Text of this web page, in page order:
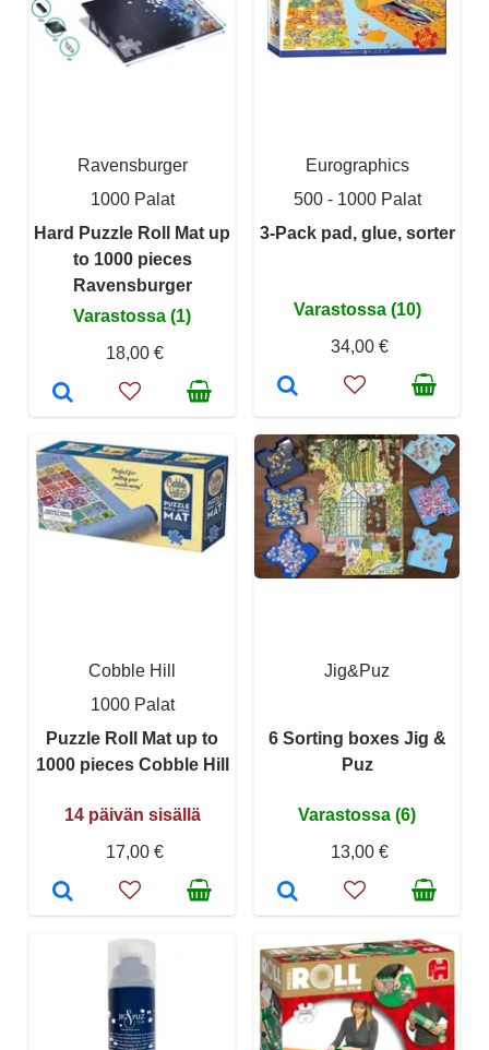
Ravensburger
1000 Palat
Hard Puzzle Roll Mat up
to 1000 pieces
Ravensburger
Varastossa (1)
18,00 €
Eurographics
500 - 1000 Palat
3-Pack pad, glue, sorter
Varastossa (10)
34,00 €
Cobble Hill
1000 Palat
Puzzle Roll Mat up to
1000 pieces Cobble Hill
14 päivän sisällä
17,00 €
Jig&Puz
6 Sorting boxes Jig &
Puz
Varastossa (6)
13,00 €